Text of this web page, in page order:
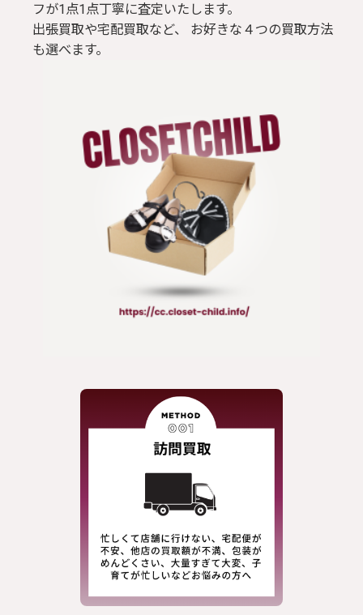
フが1点1点丁寧に査定いたします。
出張買取や宅配買取など、 お好きな４つの買取方法
も選べます。